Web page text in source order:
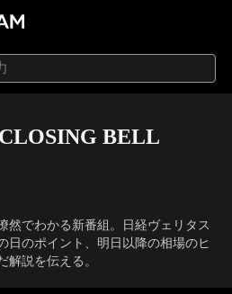
BELL
然でわかる新番組。日経ヴェリタス
日のポイント、明日以降の相場のヒ
解説を伝える。